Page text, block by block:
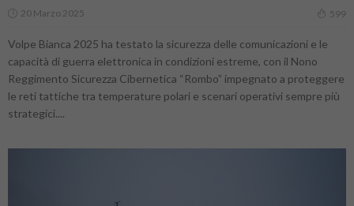
20 Marzo 2025 599
Volpe Bianca 2025 ha testato la sicurezza delle comunicazioni e le
capacità di guerra elettronica in condizioni estreme, con il Nono
Reggimento Sicurezza Cibernetica “Rombo” impegnato a proteggere
le reti tattiche tra temperature polari e scenari operativi sempre più
strategici....